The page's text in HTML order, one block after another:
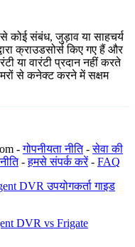
कोई संबंध, जुड़ाव या साहचर्य
क्राउडसोर्स किए गए हैं और
या वारंटी प्रदान नहीं करते
से कनेक्ट करने में सक्षम
-गोपनीयता नीति-सेवा की
-हमसे संपर्क करें- FAQ
DVR उपयोगकर्ता गाइड
DVR vs Frigate